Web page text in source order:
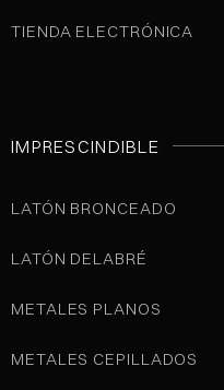
TIENDA ELECTRÓNICA
IMPRESCINDIBLE
LATÓN BRONCEADO
LATÓN DELABRÉ
METALES PLANOS
METALES CEPILLADOS